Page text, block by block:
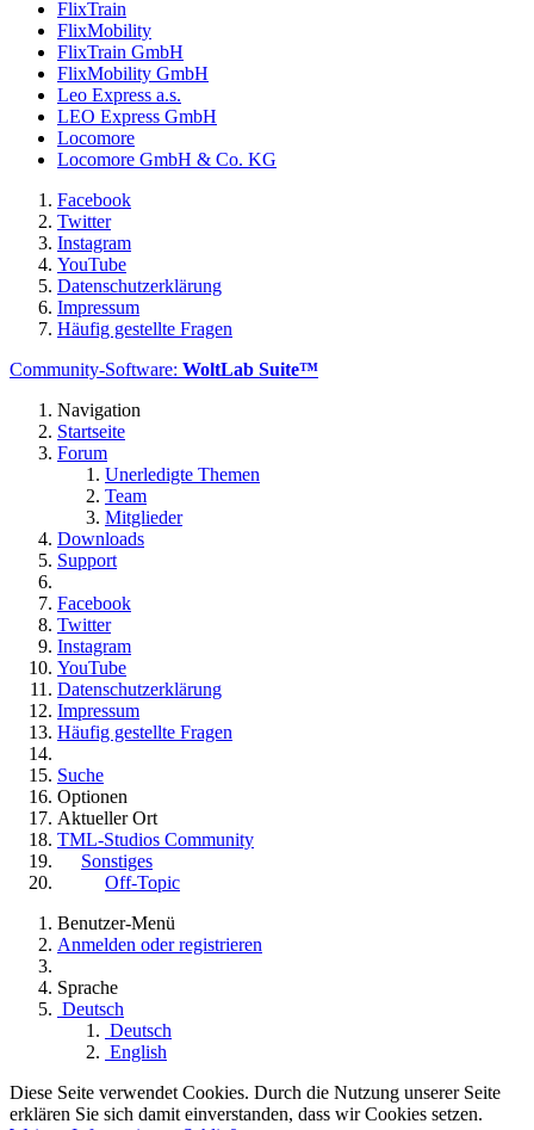
FlixTrain
FlixMobility
FlixTrain GmbH
FlixMobility GmbH
Leo Express a.s.
LEO Express GmbH
Locomore
Locomore GmbH & Co. KG
Facebook
Twitter
Instagram
YouTube
Datenschutzerklärung
Impressum
Häufig gestellte Fragen
Community-Software: WoltLab Suite™
Navigation
Startseite
Forum
Unerledigte Themen
Team
Mitglieder
Downloads
Support
Facebook
Twitter
Instagram
YouTube
Datenschutzerklärung
Impressum
Häufig gestellte Fragen
Suche
Optionen
Aktueller Ort
TML-Studios Community
Sonstiges
Off-Topic
Benutzer-Menü
Anmelden oder registrieren
Sprache
Deutsch
Deutsch
English
Diese Seite verwendet Cookies. Durch die Nutzung unserer Seite
erklären Sie sich damit einverstanden, dass wir Cookies setzen.